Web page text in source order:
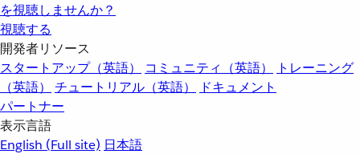
を視聴しませんか？
視聴する
開発者リソース
スタートアップ（英語）
コミュニティ（英語）
トレーニング
（英語）
チュートリアル（英語）
ドキュメント
パートナー
表示言語
English (Full site) 日本語